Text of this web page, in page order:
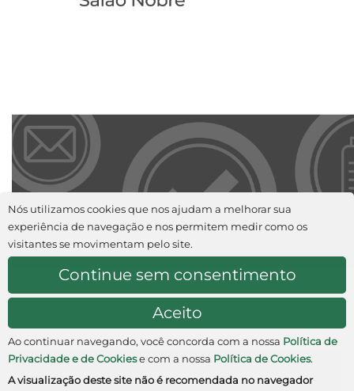
Nós utilizamos cookies que nos ajudam a melhorar sua
experiência de navegação e nos permitem medir como os
visitantes se movimentam pelo site.
Ao continuar navegando, você concorda com a nossa Política de
Privacidade e de Cookiese com a nossa Política de Cookies.
A visualização deste site não é recomendada no navegador
Aceito
Continue sem consentimento